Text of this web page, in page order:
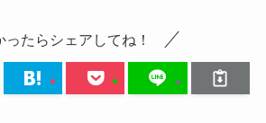
ったらシェアしてね！